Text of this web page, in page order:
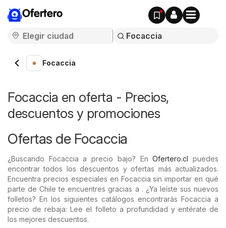
Ofertero
Focaccia
Focaccia en oferta - Precios,
descuentos y promociones
Ofertas de Focaccia
¿Buscando Focaccia a precio bajo? EnOfertero.cl puedes
encontrar todos los descuentos y ofertas más actualizados.
Encuentra precios especiales en Focaccia sin importar en qué
parte de Chile te encuentres gracias a . ¿Ya leíste sus nuevos
folletos? En los siguientes catálogos encontrarás Focaccia a
precio de rebaja: Lee el folleto a profundidad y entérate de
los mejores descuentos.